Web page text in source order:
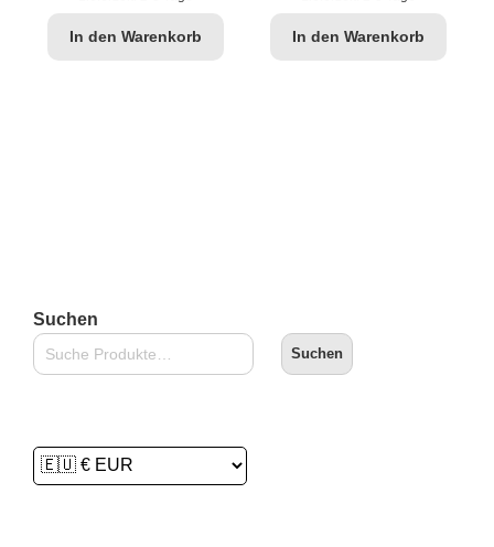
In den Warenkorb In den Warenkorb
Suchen
Suchen